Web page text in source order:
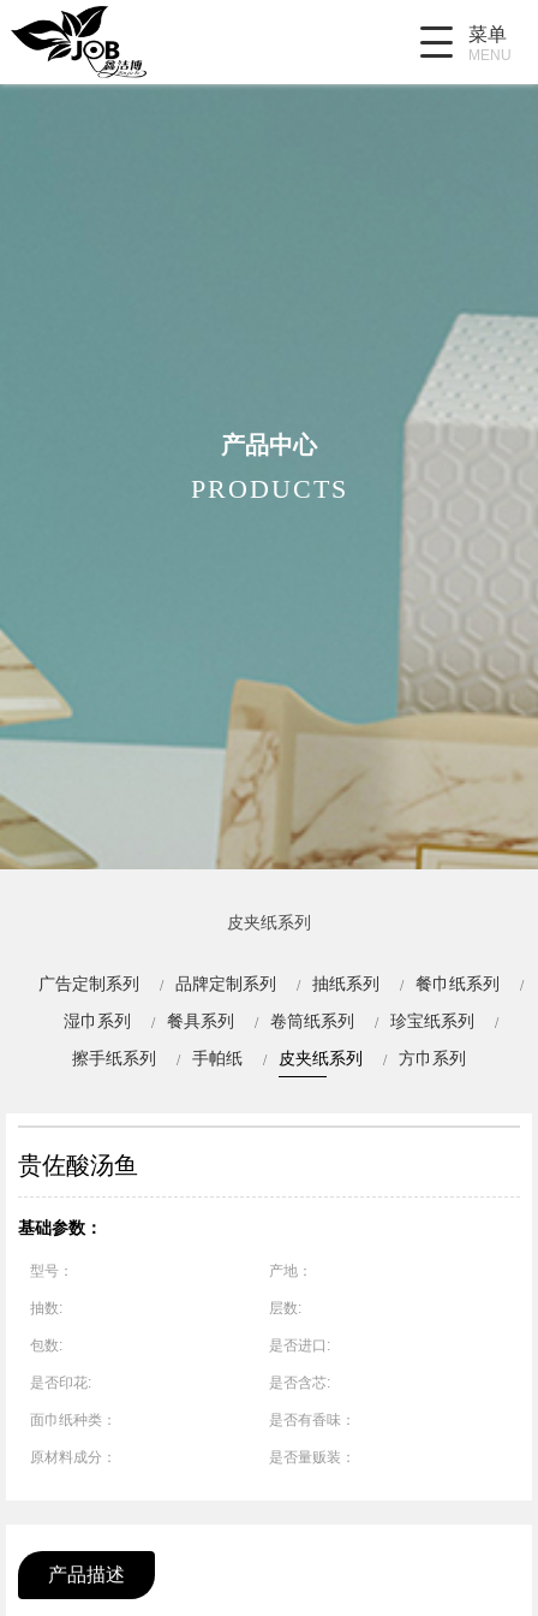
菜单
MENU
产品中心
PRODUCTS
皮夹纸系列
广告定制系列 品牌定制系列 抽纸系列
餐巾纸系列
湿巾系列
餐具系列 卷筒纸系列
珍宝纸系列
擦手纸系列
手帕纸 皮夹纸系列 方巾系列
贵佐酸汤鱼
基础参数：
型号： 产地：
抽数: 层数:
包数: 是否进口:
是否印花: 是否含芯:
面巾纸种类： 是否有香味：
原材料成分： 是否量贩装：
产品描述